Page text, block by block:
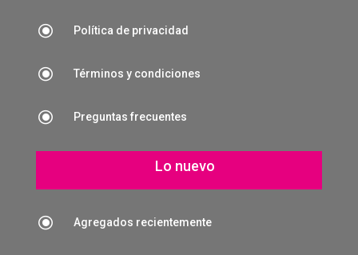
\ Política de privacidad
\ Términos y condiciones
\ Preguntas frecuentes
Lo nuevo
\ Agregados recientemente